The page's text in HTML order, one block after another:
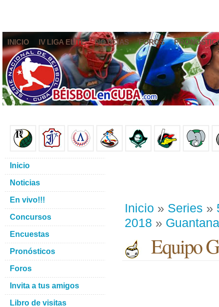
INICIO IV LIGA ELITE NOTICIAS FOROS
Inicio » Series »
2018 »
Equipo
Inicio
Noticias
En vivo!!!
Concursos
Encuestas
Pronósticos
Foros
Invita a tus amigos
Libro de visitas